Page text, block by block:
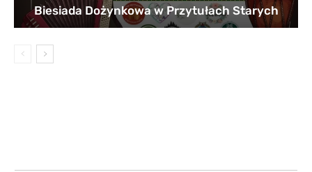
Biesiada Dożynkowa w Przytułach Starych